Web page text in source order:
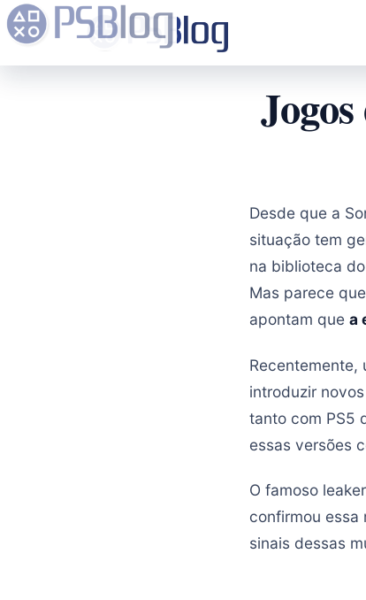
Desde que a
situação tem
na biblioteca
Mas parece
apontam que a
Recentemente,
introduzir
tanto com PS5
essas versões
O famoso
confirmou essa
sinais dessas